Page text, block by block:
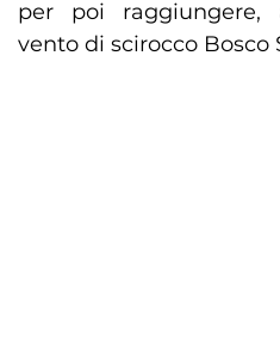
per poi raggiungere,
vento di scirocco Bosco